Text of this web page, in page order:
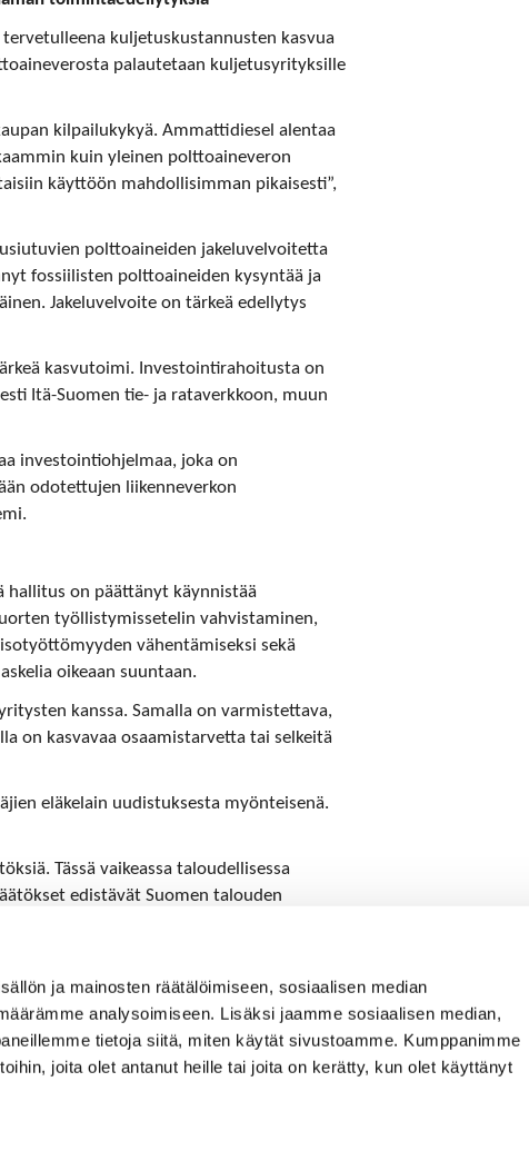
ja mainosten räätälöimiseen, sosiaalisen median
analysoimiseen. Lisäksi jaamme sosiaalisen median,
tietoja siitä, miten käytät sivustoamme. Kumppanimme
joita olet antanut heille tai joita on kerätty, kun olet käyttänyt
kuljetuskustannusten kasvua
palautetaan kuljetusyrityksille
kilpailukykyä. Ammattidiesel alentaa
kuin yleinen polttoaineveron
käyttöön mahdollisimman pikaisesti”,
polttoaineiden jakeluvelvoitetta
fossiilisten polttoaineiden kysyntää ja
Jakeluvelvoite on tärkeä edellytys
kasvutoimi. Investointirahoitusta on
Itä-Suomen tie- ja rataverkkoon, muun
investointiohjelmaa, joka on
odotettujen liikenneverkon
hallitus on päättänyt käynnistää
työllistymissetelin vahvistaminen,
vähentämiseksi sekä
oikeaan suuntaan.
kanssa. Samalla on varmistettava,
on kasvavaa osaamistarvetta tai selkeitä
eläkelain uudistuksesta myönteisenä.
Tässä vaikeassa taloudellisessa
edistävät Suomen talouden